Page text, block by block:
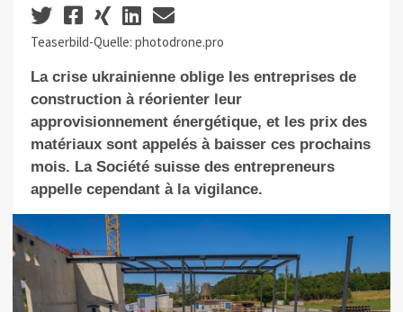
Teaserbild-Quelle: photodrone.pro
La crise ukrainienne oblige les entreprises de
construction à réorienter leur
approvisionnement énergétique, et les prix des
matériaux sont appelés à baisser ces prochains
mois. La Société suisse des entrepreneurs
appelle cependant à la vigilance.